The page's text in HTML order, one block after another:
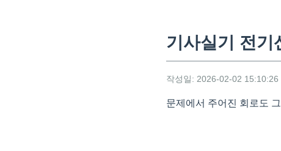
기사실기 전기
작성일: 2026-02-02 15:10:26
문제에서 주어진 회로도